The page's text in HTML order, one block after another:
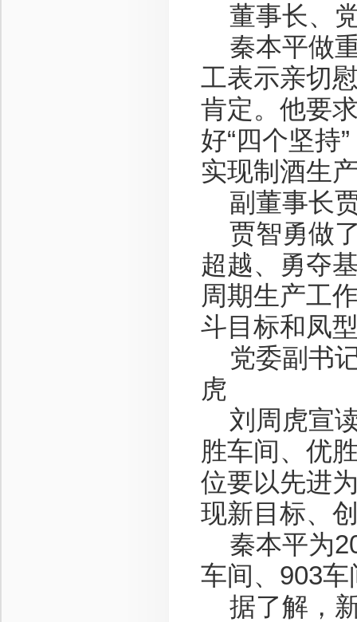
董事长、
秦本平做
工表示亲切
肯定。他要
好“四个坚持
实现制酒生
副董事长
贾智勇做
超越、勇夺
周期生产工
斗目标和凤
党委副书
虎
刘周虎宣
胜车间、优
位要以先进
现新目标、
秦本平为
车间、903车
据了解，